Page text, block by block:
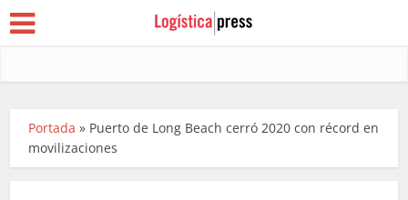
Portada » Puerto de Long Beach cerró 2020 con récord en
movilizaciones